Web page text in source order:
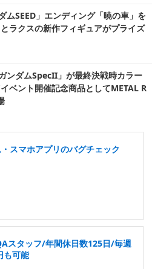
ムSEED」エンディング「暁の車」を
ラクスの新作フィギュアがプライズ
ンダムSpecII」が最終決戦時カラー
ベント開催記念商品としてMETAL R
スマホアプリのバグチェック
スタッフ/年間休日数125日/毎週
も可能